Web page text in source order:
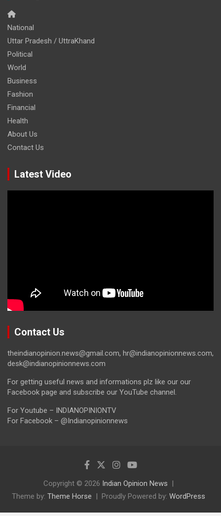
National
Uttar Pradesh / UttraKhand
Political
World
Business
Fashion
Financial
Health
About Us
Contact Us
Latest Video
Contact Us
theindianopinion.news@gmail.com, hr@indianopinionnews.com,
desk@indianopinionnews.com
For getting useful news and informations plz like our our
Facebook page and subscribe our YouTube channel.
For Youtube – INDIANOPINIONTV
For Facebook – @Indianopinionnews
Copyright © 2026 Indian Opinion News
Theme by: Theme Horse Proudly Powered by: WordPress